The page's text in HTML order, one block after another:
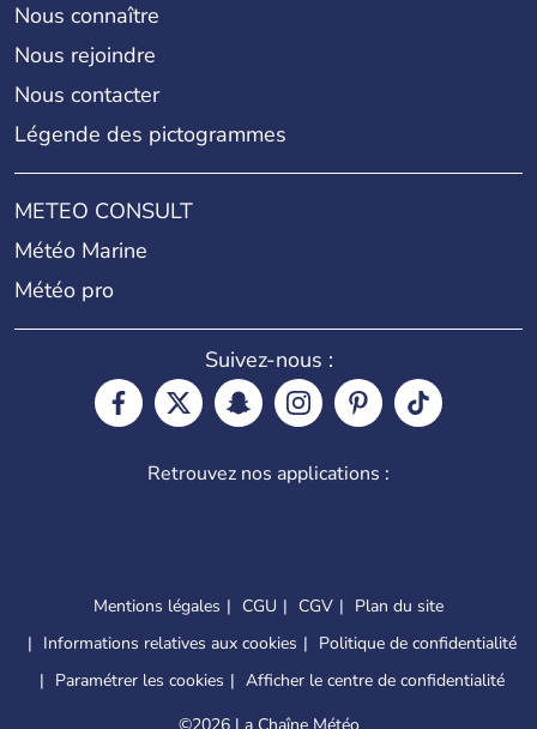
Nous connaître
Nous rejoindre
Nous contacter
Légende des pictogrammes
METEO CONSULT
Météo Marine
Météo pro
Suivez-nous :
Retrouvez nos applications :
Mentions légales CGU CGV
Plan du site
Informations relatives aux cookies
Politique de confidentialité
Paramétrer les cookies
Afficher le centre de confidentialité